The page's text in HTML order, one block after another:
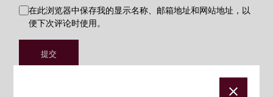
在此浏览器中保存我的显示名称、邮箱地址和网站地址，以
便下次评论时使用。
提交